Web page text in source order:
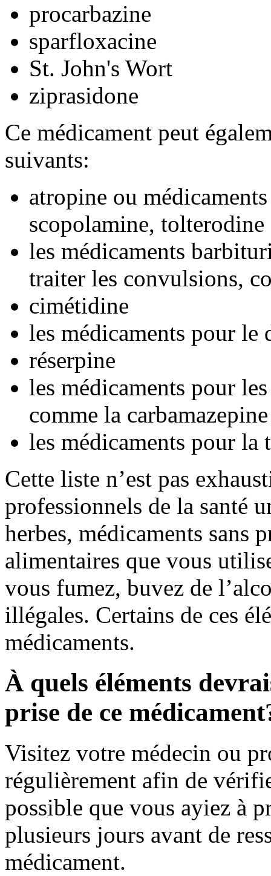
procarbazine
sparfloxacine
St. John's Wort
ziprasidone
Ce médicament peut
suivants:
atropine ou
scopolamine, tolterodine
les médicaments
traiter les convulsions,
cimétidine
les médicaments pour le
réserpine
les médicaments pour
comme la
les médicaments pour la
Cette liste n’est pas
professionnels de la santé
herbes, médicaments sans
alimentaires que vous
vous fumez, buvez de
illégales. Certains de ces
médicaments.
À quels éléments
prise de ce
Visitez votre médecin ou
régulièrement afin de
possible que vous ayiez à
plusieurs jours avant de
médicament.